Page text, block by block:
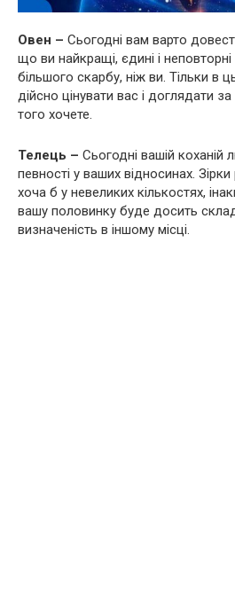
Овен – Сьогодні вам варто
що ви найкращі, єдині і
більшого скарбу, ніж ви. Тільки в
дійсно цінувати вас і доглядати
того хочете.
Телець – Сьогодні вашій коханій
певності у ваших відносинах.
хоча б у невеликих кількостях,
вашу половинку буде досить
визначеність в іншому місці.